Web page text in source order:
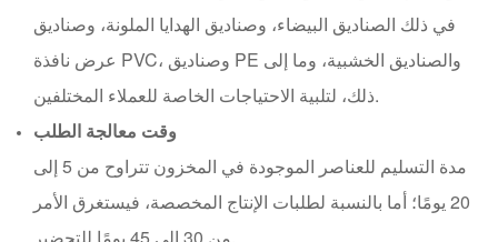
في ذلك الصناديق البيضاء، وصناديق الهدايا الملونة، وصناديق
عرض نافذة PVC، وصناديق PE والصناديق الخشبية، وما إلى
ذلك، لتلبية الاحتياجات الخاصة للعملاء المختلفين.
وقت معالجة الطلب
مدة التسليم للعناصر الموجودة في المخزون تتراوح من 5 إلى
20 يومًا؛ أما بالنسبة لطلبات الإنتاج المخصصة، فيستغرق الأمر